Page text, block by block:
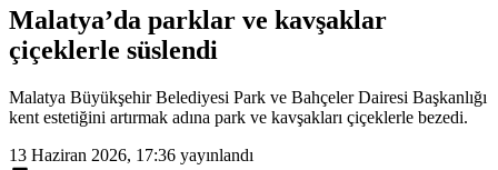
Malatya’da parklar ve kavşaklar
çiçeklerle süslendi
Malatya Büyükşehir Belediyesi Park ve Bahçeler Dairesi Başkanlığı
kent estetiğini artırmak adına park ve kavşakları çiçeklerle bezedi.
13 Haziran 2026, 17:36 yayınlandı